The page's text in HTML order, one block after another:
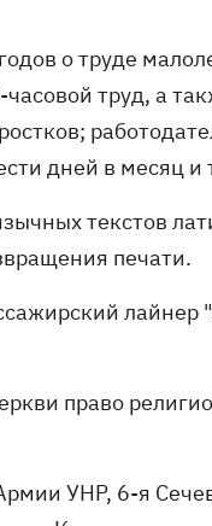
о труде
труд, а
дней в месяц и
текстов
печати.
лайнер
право
УНР, 6-я